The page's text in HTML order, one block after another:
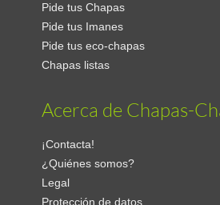
Pide tus Chapas
Pide tus Imanes
Pide tus eco-chapas
Chapas listas
Acerca de Chapas-
¡Contacta!
¿Quiénes somos?
Legal
Protección de datos